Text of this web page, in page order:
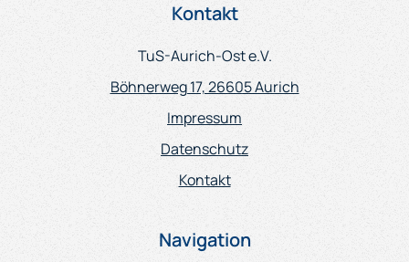
Kontakt
TuS-Aurich-Ost e.V.
Böhnerweg 17, 26605 Aurich
Impressum
Datenschutz
Kontakt
Navigation